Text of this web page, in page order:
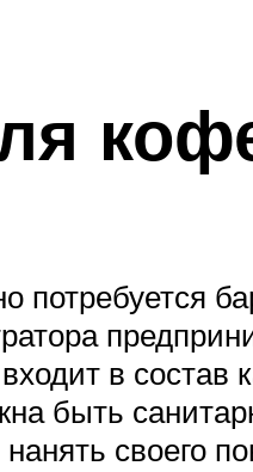
в состав
быть
своего